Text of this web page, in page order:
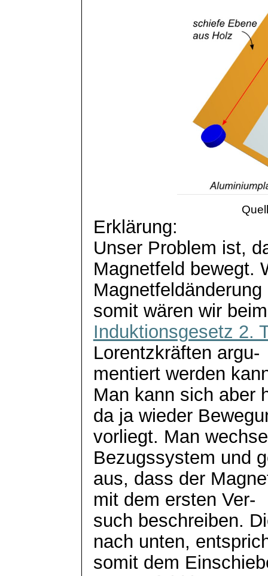
Erklärung:
Unser Problem ist,
Magnetfeld bewegt.
somit wären wir beim
Induktionsgesetz 2.
Lorentzkräften argu-
mentiertwerden
Man kann sich aber
da ja wieder
vorliegt. Man
Bezugssystem und
aus, dass der
mit dem ersten Ver-
such beschreiben.
nach unten,
somit dem